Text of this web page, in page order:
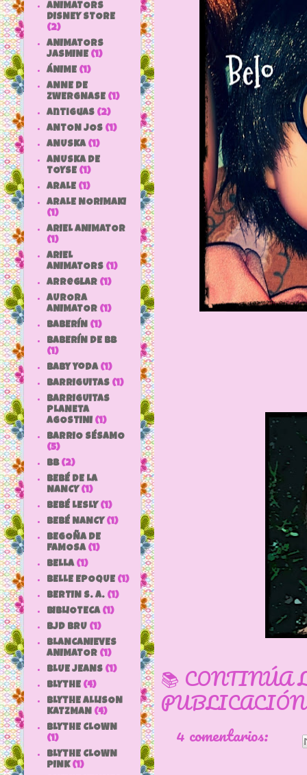
📚 CONTINÚA
4 comentarios:
ANIMATORS
DISNEY STORE
(2)
ANIMATORS
JASMINE (1)
ÁNIME (1)
ANNE DE
ZWERGNASE (1)
antiguas (2)
ANTON JOS (1)
ANUSKA (1)
ANUSKA DE
TOYSE (1)
ARALE (1)
ARALE NORIMAKI
(1)
ARIEL ANIMATOR
(1)
ARIEL
ANIMATORS (1)
arreglar (1)
AURORA
ANIMATOR (1)
BABERÍN (1)
BABERÍN DE BB
(1)
baby yoda (1)
BARRIGUITAS (1)
BARRIGUITAS
PLANETA
AGOSTINI (1)
BARRIO SÉSAMO
(5)
bb (2)
BEBÉ DE LA
NANCY (1)
BEBÉ LESLY (1)
BEBÉ NANCY (1)
BEGOÑA DE
FAMOSA (1)
BELLA (1)
BELLE EPOQUE (1)
BERTIN S. A. (1)
BIBLIOTECA (1)
BJD BRU (1)
BLANCANIEVES
ANIMATOR (1)
BLUE JEANS (1)
BLYTHE (4)
BLYTHE ALLISON
KATZMAN (4)
BLYTHE CLOWN
(1)
BLYTHE CLOWN
PINK (1)